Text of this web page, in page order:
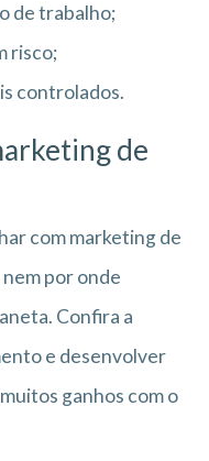
de trabalho;
risco;
controlados.
de
com marketing de
nem por onde
Confira a
e desenvolver
ganhos com o